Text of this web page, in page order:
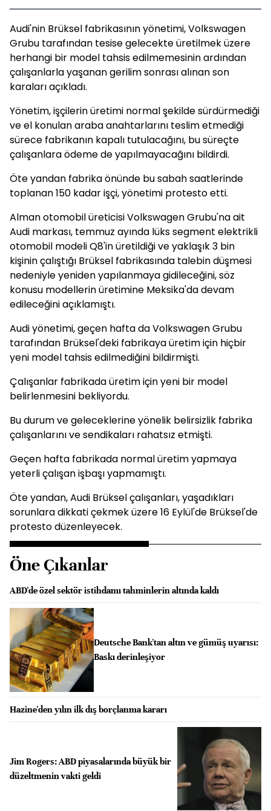
Audi'nin Brüksel fabrikasının yönetimi, Volkswagen
Grubu tarafından tesise gelecekte üretilmek üzere
herhangi bir model tahsis edilmemesinin ardından
çalışanlarla yaşanan gerilim sonrası alınan son
karaları açıkladı.
Yönetim, işçilerin üretimi normal şekilde sürdürmediği
ve el konulan araba anahtarlarını teslim etmediği
sürece fabrikanın kapalı tutulacağını, bu süreçte
çalışanlara ödeme de yapılmayacağını bildirdi.
Öte yandan fabrika önünde bu sabah saatlerinde
toplanan 150 kadar işçi, yönetimi protesto etti.
Alman otomobil üreticisi Volkswagen Grubu'na ait
Audi markası, temmuz ayında lüks segment elektrikli
otomobil modeli Q8'in üretildiği ve yaklaşık 3 bin
kişinin çalıştığı Brüksel fabrikasında talebin düşmesi
nedeniyle yeniden yapılanmaya gidileceğini, söz
konusu modellerin üretimine Meksika'da devam
edileceğini açıklamıştı.
Audi yönetimi, geçen hafta da Volkswagen Grubu
tarafından Brüksel'deki fabrikaya üretim için hiçbir
yeni model tahsis edilmediğini bildirmişti.
Çalışanlar fabrikada üretim için yeni bir model
belirlenmesini bekliyordu.
Bu durum ve geleceklerine yönelik belirsizlik fabrika
çalışanlarını ve sendikaları rahatsız etmişti.
Geçen hafta fabrikada normal üretim yapmaya
yeterli çalışan işbaşı yapmamıştı.
Öte yandan, Audi Brüksel çalışanları, yaşadıkları
sorunlara dikkati çekmek üzere 16 Eylül'de Brüksel'de
protesto düzenleyecek.
Öne Çıkanlar
ABD'de özel sektör istihdamı tahminlerin altında kaldı
Deutsche Bank'tan altın ve gümüş uyarısı:
Baskı derinleşiyor
Hazine'den yılın ilk dış borçlanma kararı
Jim Rogers: ABD piyasalarında büyük bir
düzeltmenin vakti geldi